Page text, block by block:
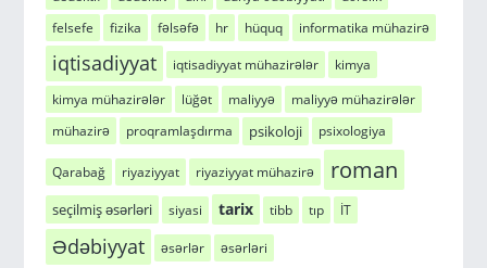
felsefe
fizika fəlsəfə hr hüquq informatika mühazirə
iqtisadiyyat iqtisadiyyat mühazirələr
kimya
kimya mühazirələr
lüğət maliyyə
maliyyə mühazirələr
mühazirə
proqramlaşdırma psikoloji psixologiya
Qarabağ riyaziyyat riyaziyyat mühazirə roman
seçilmiş əsərləri siyasi tarix tibb tıp İT
Ədəbiyyat əsərlər
əsərləri